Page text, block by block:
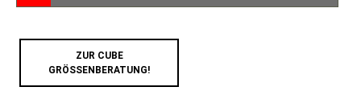
ZUR CUBE
GRÖSSENBERATUNG!